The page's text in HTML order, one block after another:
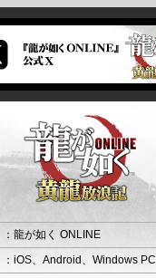
：龍が如く ONLINE
：iOS、Android、Windows PC